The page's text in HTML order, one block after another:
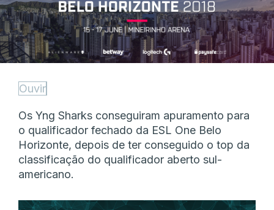
Ouvir
Os Yng Sharks conseguiram apuramento para
o qualificador fechado da ESL One Belo
Horizonte, depois de ter conseguido o top da
classificação do qualificador aberto sul-
americano.